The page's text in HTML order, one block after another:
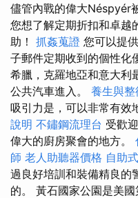
儘管內戰的偉大Néspyér
您想了解定期折扣和卓越
助！ 抓姦蒐證 您可以提
子郵件定期收到的個性化
希臘，克羅地亞和意大利
公共汽車進入。 養生與
吸引力是，可以非常有效
說明 不鏽鋼流理台 受歡
偉大的廚房聚會的地方。
師 老人助聽器價格 自助
過良好培訓和裝備精良的
的。 黃石國家公園是美